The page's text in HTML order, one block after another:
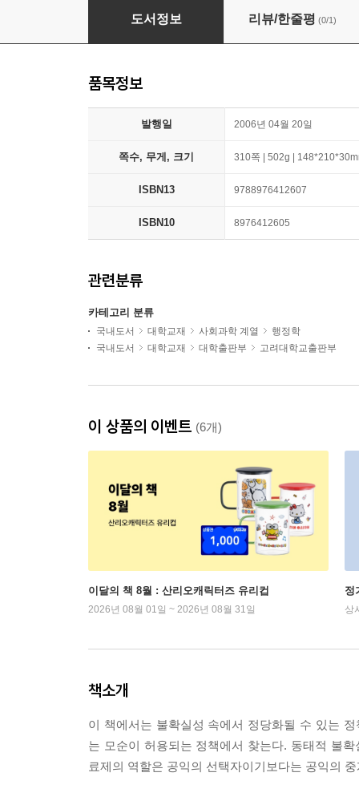
불확실성과 정책의 정당성
도서정보 리뷰/한줄평 (0/1)
품목정보
발행일 2006년 04월 20일
쪽수, 무게, 크기 310쪽 | 502g |
ISBN13 9788976412607
ISBN10 8976412605
관련분류
카테고리 분류
국내도서 대학교재 사회과학 계열
행정학
국내도서
대학교재 대학출판부 고려대학교출판부
이 상품의 이벤트 (6개)
이달의 책 8월 : 산리오캐릭터즈 유리컵
2026년 08월 01일 ~ 2026년 08월 31일
정
상
책소개
이 책에서는 불확실성 속에서 정당화될 수 있는
는 모순이 허용되는 정책에서 찾는다. 동태적 불
료제의 역할은 공익의 선택자이기보다는 공익의